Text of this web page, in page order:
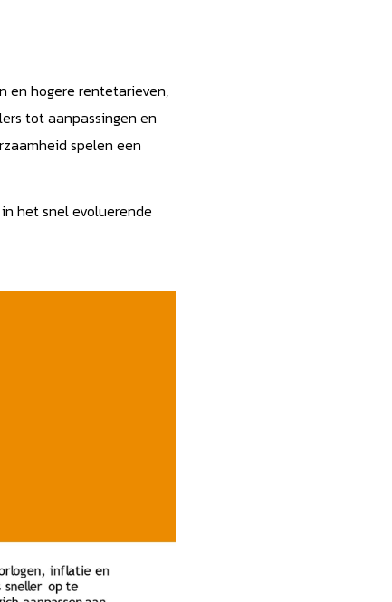
en hogere rentetarieven,
tot aanpassingen en
spelen een
het snel evoluerende